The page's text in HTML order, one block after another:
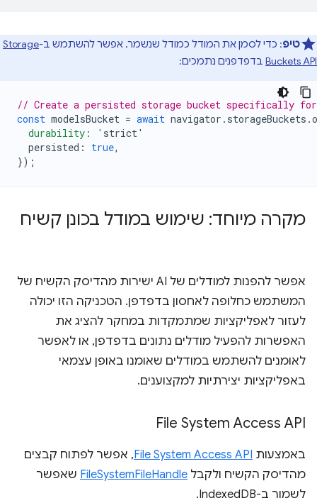
טיפ: כדי לסמן את המודל כמודל שנשמר, אפשר להשתמש ב-Storage
Buckets API בדפדפנים נתמכים:
// Create a persisted storage bucket specifically for
const modelsBucket = await navigator . storageBuckets .
  durability: '
strict'
persisted : true,
});
מקרה מיוחד: שימוש במודל בכונן קשיח
אפשר להפנות למודלים של AI ישירות מהדיסק הקשיח של
המשתמש כחלופה לאחסון בדפדפן. הטכניקה הזו יכולה
לעזור לאפליקציות שמתמקדות במחקר להציג את
האפשרות להפעיל מודלים נתונים בדפדפן, או לאפשר
לאומנים להשתמש במודלים שאומנו באופן עצמאי
באפליקציות יצירתיות למקצוענים.
File System Access API
באמצעות File System Access API, אפשר לפתוח קבצים
מהדיסק הקשיח ולקבל FileSystemFileHandle שאפשר
לשמור ב-IndexedDB.